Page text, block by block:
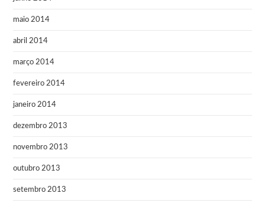
maio 2014
abril 2014
março 2014
fevereiro 2014
janeiro 2014
dezembro 2013
novembro 2013
outubro 2013
setembro 2013